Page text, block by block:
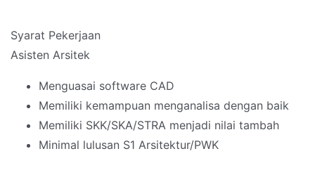
Syarat Pekerjaan
Asisten Arsitek
Menguasai software CAD
Memiliki kemampuan menganalisa dengan baik
Memiliki SKK/SKA/STRA menjadi nilai tambah
Minimal lulusan S1 Arsitektur/PWK